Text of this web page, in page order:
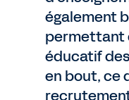
également
permettant
éducatif
en bout, ce